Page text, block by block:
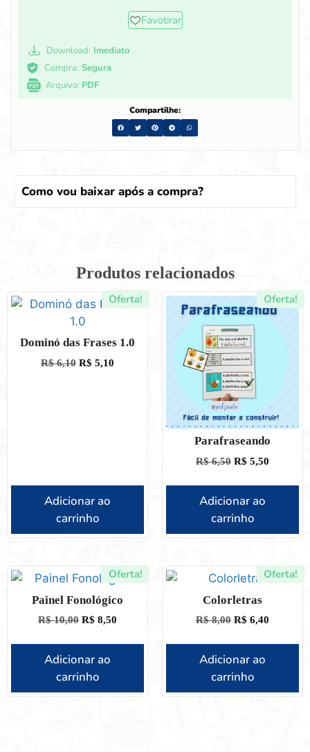
Favotirar
Download: Imediato
Compra: Segura
Arquivo: PDF
Compartilhe:
Como vou baixar após a compra?
Produtos relacionados
Oferta!
Dominó das Frases 1.0
R$6,10 R$ 5,10
Adicionar ao
carrinho
Oferta!
Parafraseando
R$6,50 R$ 5,50
Adicionar ao
carrinho
Oferta!
Painel Fonológico
R$10,00 R$ 8,50
Adicionar ao
carrinho
Oferta!
Colorletras
R$8,00 R$ 6,40
Adicionar ao
carrinho